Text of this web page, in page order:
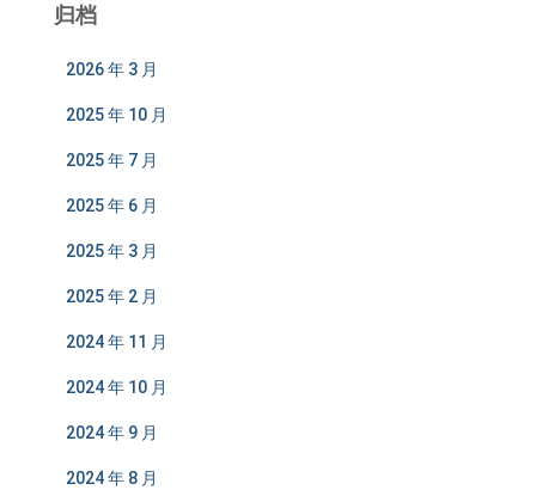
归档
2026 年 3 月
2025 年 10 月
2025 年 7 月
2025 年 6 月
2025 年 3 月
2025 年 2 月
2024 年 11 月
2024 年 10 月
2024 年 9 月
2024 年 8 月